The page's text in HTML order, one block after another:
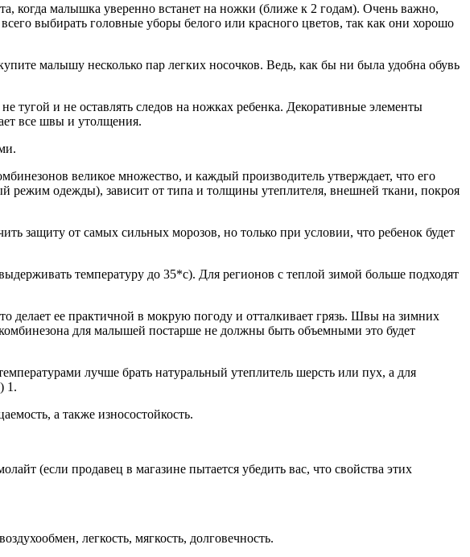
когда малышка уверенно встанет на ножки (ближе к 2 годам). Очень важно,
выбирать головные уборы белого или красного цветов, так как они хорошо
малышу несколько пар легких носочков. Ведь, как бы ни была удобна обувь
тугой и не оставлять следов на ножках ребенка. Декоративные элементы
все швы и утолщения.
великое множество, и каждый производитель утверждает, что его
режим одежды), зависит от типа и толщины утеплителя, внешней ткани, покроя
защиту от самых сильных морозов, но только при условии, что ребенок будет
температуру до 35*с). Для регионов с теплой зимой больше подходят
делает ее практичной в мокрую погоду и отталкивает грязь. Швы на зимних
для малышей постарше не должны быть объемными это будет
лучше брать натуральный утеплитель шерсть или пух, а для
1.
а также износостойкость.
(если продавец в магазине пытается убедить вас, что свойства этих
легкость, мягкость, долговечность.